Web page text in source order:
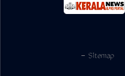
- Sitemap